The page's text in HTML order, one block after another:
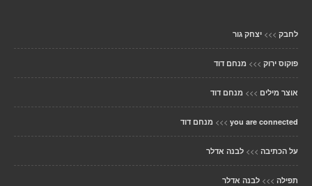
לחבק >>> יצחק גור
פוקוס ירוק >>> מנחם דוד
אוצר מילים >>> מנחם דוד
you are connected
>>> מנחם דוד
על הכתיבה >>> לבנה אדלר
תפילה >>> לבנה אדלר